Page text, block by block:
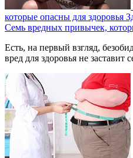
которые опасны для здоровья
Семь вредных привычек,
Есть, на первый взгляд,
вред для здоровья не заставит